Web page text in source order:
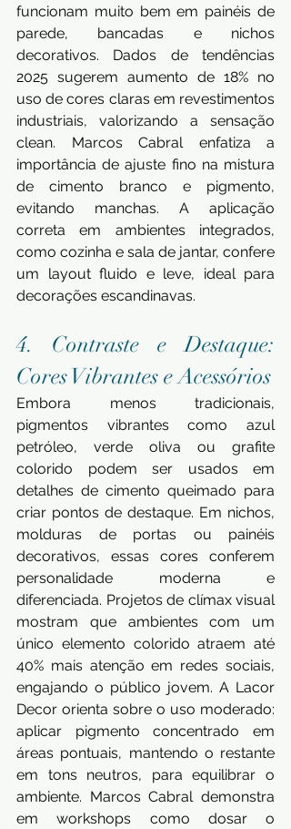
funcionam muito bem em painéis de
parede, bancadas e nichos
decorativos. Dados de tendências
2025 sugerem aumento de 18% no
uso de cores claras em revestimentos
industriais, valorizando a sensação
clean. Marcos Cabral enfatiza a
importância de ajuste fino na mistura
de cimento branco e pigmento,
evitando manchas. A aplicação
correta em ambientes integrados,
como cozinha e sala de jantar, confere
um layout fluido e leve, ideal para
decorações escandinavas.
4. Contraste e Destaque:
Embora menos tradicionais,
pigmentos vibrantes como azul
petróleo, verde oliva ou grafite
colorido podem ser usados em
detalhes de cimento queimado para
criar pontos de destaque. Em nichos,
molduras de portas ou painéis
decorativos, essas cores conferem
personalidade moderna e
diferenciada. Projetos de clímax visual
mostram que ambientes com um
único elemento colorido atraem até
40% mais atenção em redes sociais,
engajando o público jovem. A Lacor
Decor orienta sobre o uso moderado:
aplicar pigmento concentrado em
áreas pontuais, mantendo o restante
em tons neutros, para equilibrar o
ambiente. Marcos Cabral demonstra
em workshops como dosar o